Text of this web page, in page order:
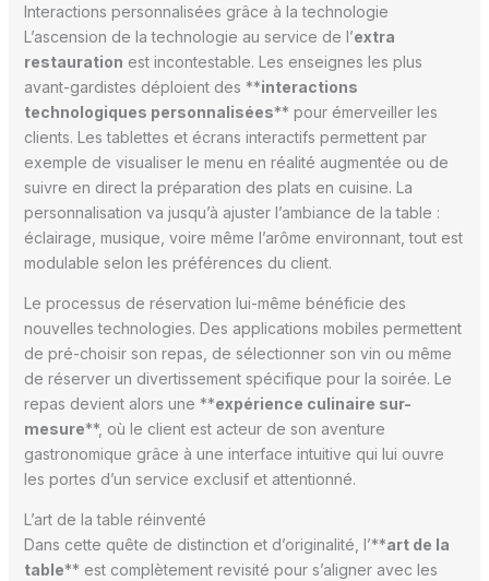
Interactions personnalisées grâce à la technologie
L’ascension de la technologie au service de l’extra
restauration est incontestable. Les enseignes les plus
avant-gardistes déploient des **interactions
technologiques personnalisées** pour émerveiller les
clients. Les tablettes et écrans interactifs permettent par
exemple de visualiser le menu en réalité augmentée ou de
suivre en direct la préparation des plats en cuisine. La
personnalisation va jusqu’à ajuster l’ambiance de la table :
éclairage, musique, voire même l’arôme environnant, tout est
modulable selon les préférences du client.
Le processus de réservation lui-même bénéficie des
nouvelles technologies. Des applications mobiles permettent
de pré-choisir son repas, de sélectionner son vin ou même
de réserver un divertissement spécifique pour la soirée. Le
repas devient alors une **expérience culinaire sur-
mesure**, où le client est acteur de son aventure
gastronomique grâce à une interface intuitive qui lui ouvre
les portes d’un service exclusif et attentionné.
L’art de la table réinventé
Dans cette quête de distinction et d’originalité, l’**art de la
table** est complètement revisité pour s’aligner avec les